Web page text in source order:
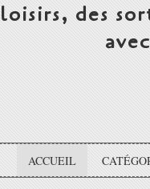
des
ACCUEIL